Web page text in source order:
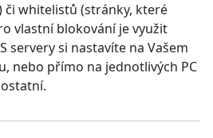
či whitelistů (stránky, které
vlastní blokování je využit
servery si nastavíte na Vašem
nebo přímo na jednotlivých PC